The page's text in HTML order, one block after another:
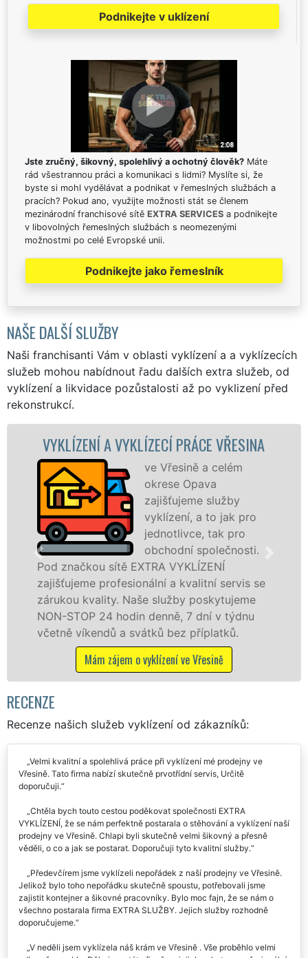
Podnikejte v uklízení
Jste zručný, šikovný, spolehlivý a ochotný člověk? Máte
rád všestrannou práci a komunikaci s lidmi? Myslíte si, že
byste si mohl vydělávat a podnikat v řemeslných službách a
pracích? Pokud ano, využijte možnosti stát se členem
mezinárodní franchisové sítě EXTRA SERVICES a podnikejte
v libovolných řemeslných službách s neomezenými
možnostmi po celé Evropské unii.
Podnikejte jako řemeslník
NAŠE DALŠÍ SLUŽBY
Naši franchisanti Vám v oblasti vyklízení a a vyklízecích
služeb mohou nabídnout řadu dalších extra služeb, od
vyklízení a likvidace pozůstalosti až po vyklizení před
rekonstrukcí.
PRÁCE VŘESINA
a celém
Opava
služby
a to jak pro
tak pro
společnosti.
VYKLÍZENÍ
a kvalitní servis se
poskytujeme
7 dní v týdnu
bez příplatků.
VYKLÍZECÍ PRÁCE A
ve Vřesině a okolí.
jak fyzickým, tak
zárukou kvalitně
STOP bez dalších
Mám zájem o vyklízecí
RECENZE
Recenze našich služeb vyklízení od zákazníků:
Velmi kvalitní a spolehlivá práce při vyklízení mé prodejny ve
Vřesině. Tato firma nabízí skutečně prvotřídní servis, Určitě
doporučuji.
Chtěla bych touto cestou poděkovat společnosti EXTRA
VYKLÍZENÍ, že se nám perfektně postarala o stěhování a vyklízení naší
prodejny ve Vřesině. Chlapi byli skutečně velmi šikovný a přesně
věděli, o co a jak se postarat. Doporučuji tyto kvalitní služby.
Předevčírem jsme vyklízeli nepořádek z naší prodejny ve Vřesině.
Jelikož bylo toho nepořádku skutečně spoustu, potřebovali jsme
zajistit kontejner a šikovné pracovníky. Bylo moc fajn, že se nám o
všechno postarala firma EXTRA SLUŽBY. Jejich služby rozhodně
doporučujeme.
V neděli jsem vyklízela náš krám ve Vřesině . Vše proběhlo velmi